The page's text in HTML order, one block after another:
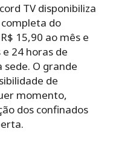
TV disponibiliza
do
15,90 ao mês e
e 24 horas de
O grande
de
momento,
dos confinados